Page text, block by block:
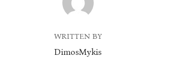
WRITTEN BY
DimosMykis